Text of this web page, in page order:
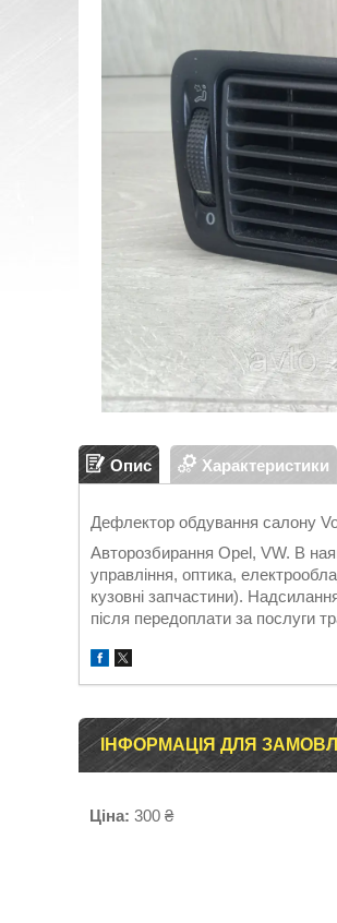
Опис Характеристики
Дефлектор обдування салону
Авторозбирання Opel, VW. В
управління, оптика,
кузовні запчастини).
після передоплати за послуги
ІНФОРМАЦІЯ ДЛЯ
Ціна: 300 ₴